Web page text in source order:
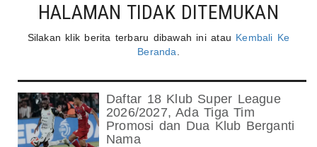
HALAMAN TIDAK DITEMUKAN
Silakan klik berita terbaru dibawah ini atau Kembali Ke
Beranda
Daftar 18 Klub Super League
2026/2027, Ada Tiga Tim
Promosi dan Dua Klub Berganti
Nama